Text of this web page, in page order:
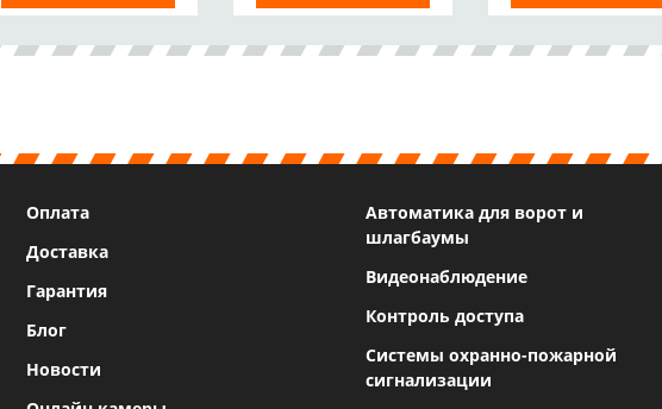
Оплата
Доставка
Гарантия
Блог
Новости
Автоматика для ворот и
шлагбаумы
Видеонаблюдение
Контроль доступа
Системы охранно-пожарной
сигнализации